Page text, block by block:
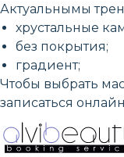
Актуальнымы
хрустальные
без покрытия;
градиент;
Чтобы выбрать
записаться